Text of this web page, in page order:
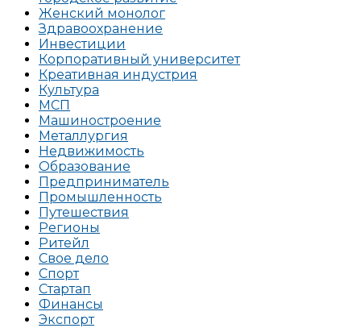
Женский монолог
Здравоохранение
Инвестиции
Корпоративный университет
Креативная индустрия
Культура
МСП
Машиностроение
Металлургия
Недвижимость
Образование
Предприниматель
Промышленность
Путешествия
Регионы
Ритейл
Свое дело
Спорт
Стартап
Финансы
Экспорт